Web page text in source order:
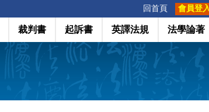
回首頁 會員登
裁判書 起訴書 英譯法規 法學論著